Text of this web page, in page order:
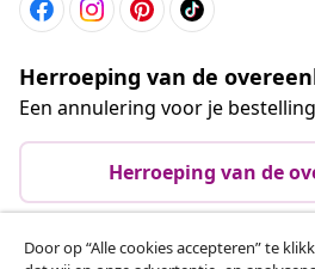
Herroeping van de
Een annulering voor je
Herroeping van de
Door op “Alle cookies accepteren” te